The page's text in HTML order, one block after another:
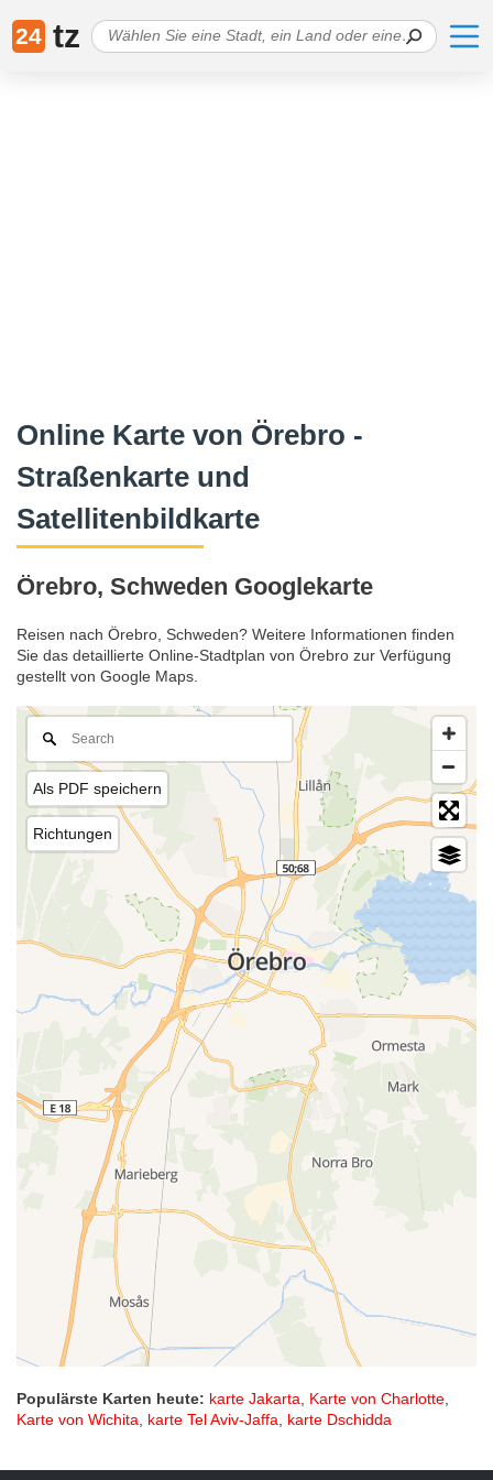
24 tz
Online Karte von Örebro -
Straßenkarte und
Satellitenbildkarte
Örebro, Schweden Googlekarte
Reisen nach Örebro, Schweden? Weitere Informationen finden
Sie das detaillierte Online-Stadtplan von Örebro zur Verfügung
gestellt von Google Maps.
Als PDF speichern
Richtungen
Populärste Karten heute: karte Jakarta, Karte von Charlotte,
Karte von Wichita, karte Tel Aviv-Jaffa, karte Dschidda